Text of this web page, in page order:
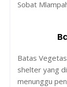
Sobat
Batas
shelter yang
menunggu